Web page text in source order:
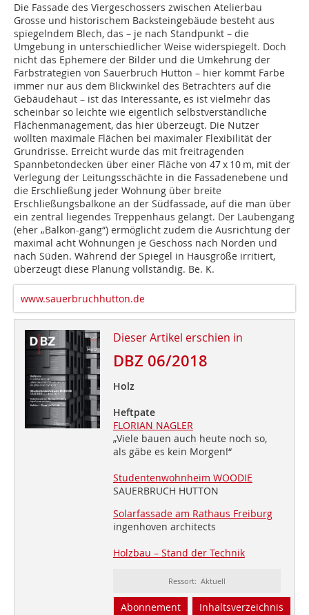
Die Fassade des Viergeschossers zwischen Atelierbau
Grosse und historischem Backsteingebäude besteht aus
spiegelndem Blech, das – je nach Standpunkt – die
Umgebung in unterschiedlicher Weise widerspiegelt. Doch
nicht das Ephemere der Bilder und die Umkehrung der
Farbstrategien von Sauerbruch Hutton – hier kommt Farbe
immer nur aus dem Blickwinkel des Betrachters auf die
Gebäudehaut – ist das Interessante, es ist vielmehr das
scheinbar so leichte wie eigentlich selbstverständliche
Flächenmanagement, das hier überzeugt. Die Nutzer
wollten maximale Flächen bei maximaler Flexibilität der
Grundrisse. Erreicht wurde das mit freitragen­den
Spannbetondecken über einer Fläche von 47 x 10 m, mit der
Verlegung der Leitungsschächte in die Fassadenebene und
die Erschließung jeder Wohnung über breite
Erschließungsbalkone an der Südfassade, auf die man über
ein zentral liegendes Treppenhaus gelangt. Der Laubengang
(eher „Balkon-gang“) ermöglicht zudem die Ausrichtung der
maximal acht Wohnungen je Geschoss nach Norden und
nach Süden. Während der Spiegel in Hausgröße irritiert,
überzeugt diese Planung vollständig. Be. K.
www.sauerbruchhutton.de
Dieser Artikel erschien in
DBZ 06/2018
Holz
Heftpate
FLORIAN NAGLER
„Viele bauen auch heute noch so,
als gäbe es kein Morgen!“
Studentenwohnheim WOODIE
SAUERBRUCH HUTTON
Solarfassade am Rathaus Freiburg
ingenhoven architects
Holzbau – Stand der Technik
Ressort: Aktuell
Abonnement Inhaltsverzeichnis